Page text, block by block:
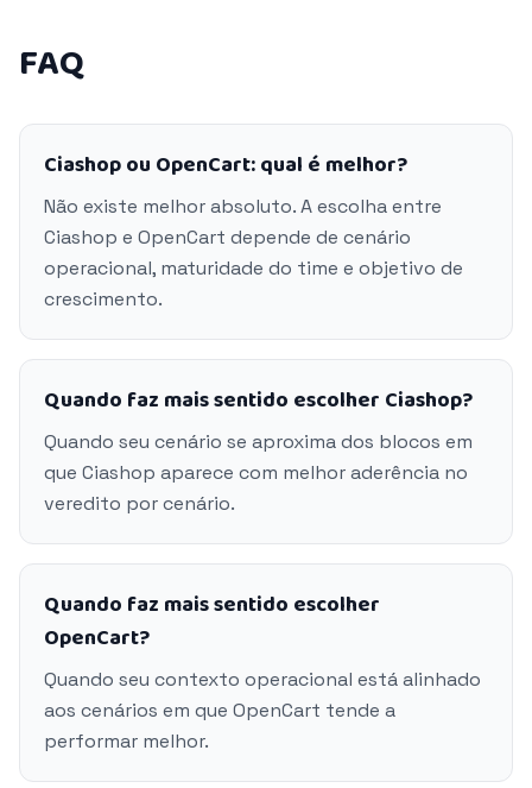
FAQ
Ciashop ou OpenCart: qual é melhor?
Não existe melhor absoluto. A escolha entre
Ciashop e OpenCart depende de cenário
operacional, maturidade do time e objetivo de
crescimento.
Quando faz mais sentido escolher Ciashop?
Quando seu cenário se aproxima dos blocos em
que Ciashop aparece com melhor aderência no
veredito por cenário.
Quando faz mais sentido escolher
OpenCart?
Quando seu contexto operacional está alinhado
aos cenários em que OpenCart tende a
performar melhor.